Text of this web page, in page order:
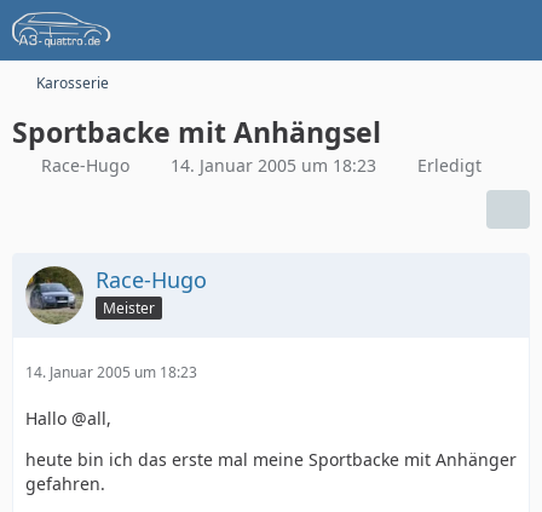
Karosserie
Sportbacke mit Anhängsel
Race-Hugo 14. Januar 2005 um 18:23 Erledigt
Race-Hugo
Meister
14. Januar 2005 um 18:23
Hallo @all,
heute bin ich das erste mal meine Sportbacke mit Anhänger
gefahren.